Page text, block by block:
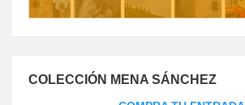
COLECCIÓN MENA SÁNCHEZ